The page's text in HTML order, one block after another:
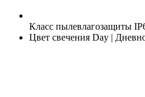
Класс пылевлагозащиты
Цвет свечения Day |